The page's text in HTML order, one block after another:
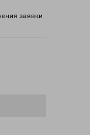
заявки